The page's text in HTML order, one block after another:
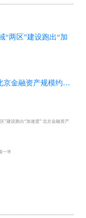
“两区”建设跑出“加
京金融资产规模约占
”建设跑出“加速度” 北京金融资产
一半